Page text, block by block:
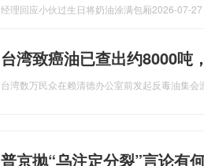
经理回应小伙过生日将奶油涂满包厢2026-07-
台湾致癌油已查出约8000吨
台湾数万民众在赖清德办公室前发起反毒油集会
普京抛“乌注定分裂”言论有